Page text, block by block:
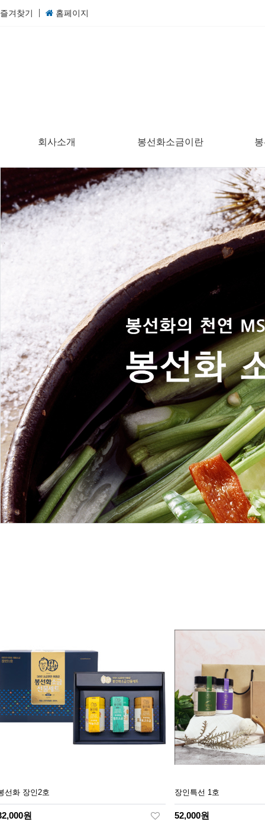
즐겨찾기 홈페이지
회사소개 봉선화소금이란
선화 장인2호
원
장인특선 1호
52,000원